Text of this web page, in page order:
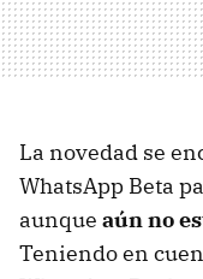
La novedad se
WhatsApp Beta
aunque aún no
Teniendo en